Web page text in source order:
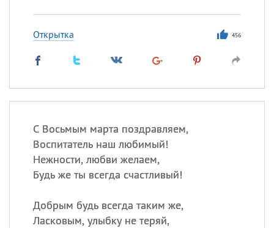
Открытка 456
С Восьмым марта поздравляем,
Воспитатель наш любимый!
Нежности, любви желаем,
Будь же ты всегда счастливый!
Добрым будь всегда таким же,
Ласковым, улыбку не теряй,